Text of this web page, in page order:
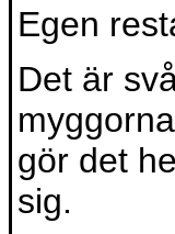
Egen
Det är
gör det
sig.